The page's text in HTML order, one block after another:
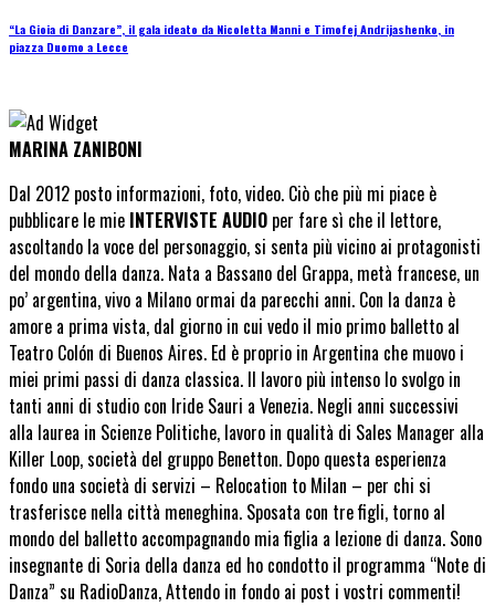
“La Gioia di Danzare”, il gala ideato da Nicoletta Manni e Timofej Andrijashenko, in
piazza Duomo a Lecce
MARINA ZANIBONI
Dal 2012 posto informazioni, foto, video. Ciò che più mi piace è
pubblicare le mie INTERVISTE AUDIO per fare sì che il lettore,
ascoltando la voce del personaggio, si senta più vicino ai protagonisti
del mondo della danza. Nata a Bassano del Grappa, metà francese, un
po’ argentina, vivo a Milano ormai da parecchi anni. Con la danza è
amore a prima vista, dal giorno in cui vedo il mio primo balletto al
Teatro Colón di Buenos Aires. Ed è proprio in Argentina che muovo i
miei primi passi di danza classica. Il lavoro più intenso lo svolgo in
tanti anni di studio con Iride Sauri a Venezia. Negli anni successivi
alla laurea in Scienze Politiche, lavoro in qualità di Sales Manager alla
Killer Loop, società del gruppo Benetton. Dopo questa esperienza
fondo una società di servizi – Relocation to Milan – per chi si
trasferisce nella città meneghina. Sposata con tre figli, torno al
mondo del balletto accompagnando mia figlia a lezione di danza. Sono
insegnante di Soria della danza ed ho condotto il programma “Note di
Danza” su RadioDanza, Attendo in fondo ai post i vostri commenti!